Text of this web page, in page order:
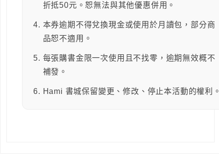
折抵50元。恕無法與其他優惠併用。
本券逾期不得兌換現金或使用於月讀包，部分商
品恕不適用。
每張購書金限一次使用且不找零，逾期無效概不
補發。
Hami 書城保留變更、修改、停止本活動的權利